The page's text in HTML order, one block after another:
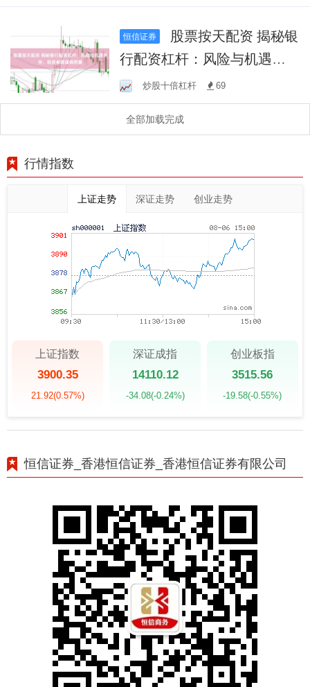
恒信证券
行配资杠杆：风险与机遇并
存，投资者需谨慎把握
炒股十倍杠杆 69
全部加载完成
行情指数
上证走势 深证走势 创业走势
上证指数
3900.35
21.92(0.57%)
深证成指
14110.12
-34.08(-0.24%)
创业板指
3515.56
-19.58(-0.55%)
恒信证券_香港恒信证券_香港恒信证券有限公司